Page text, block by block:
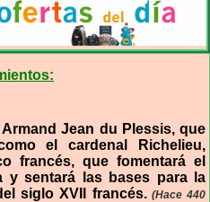
Jean du Plessis, que
el cardenal Richelieu,
francés, que fomentará el
y sentará las bases para la
siglo XVII francés.(Hace 440